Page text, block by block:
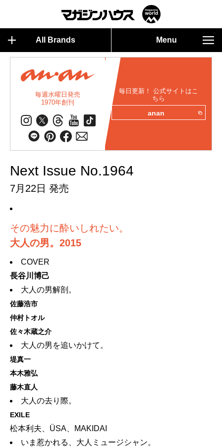
All Brands Menu
毎週水曜日発売
1970年創刊
毎日更新！ 公式サイトはこ
ちら
anan
Next Issue No.1964
7月22日 発売
その魅力に酔いしれたい。
大人の男。2015
COVER
長谷川博己
大人の男解剖。
佐藤浩市
仲村トオル
佐々木蔵之介
大人の男を追いかけて。
堤真一
本木雅弘
藤木直人
大人の去り際。
EXILE
松本利夫、ÜSA、MAKIDAI
いま惹かれる、大人ミュージシャン。